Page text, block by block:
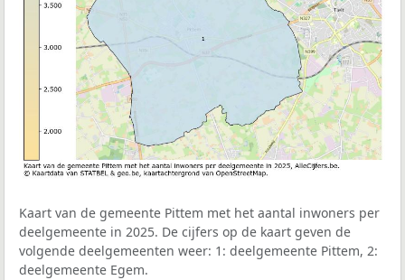
Kaart van de gemeente Pittem met het aantal inwoners per
deelgemeente in 2025. De cijfers op de kaart geven de
volgende deelgemeenten weer: 1: deelgemeente Pittem, 2:
deelgemeente Egem.